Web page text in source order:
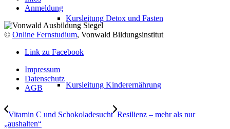
Kursleitung Detox und Fasten
Kursleitung Kinderernährung
Anmeldung
© Online Fernstudium, Vonwald Bildungsinstitut
Link zu Facebook
Impressum
Datenschutz
AGB
Vitamin C und Schokoladesucht Resilienz – mehr als nur
„aushalten“